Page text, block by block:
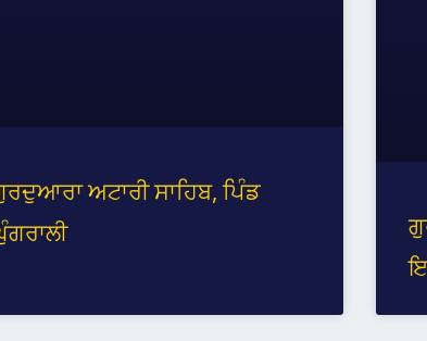
ਅਟਾਰੀ ਸਾਹਿਬ, ਪਿੰਡ